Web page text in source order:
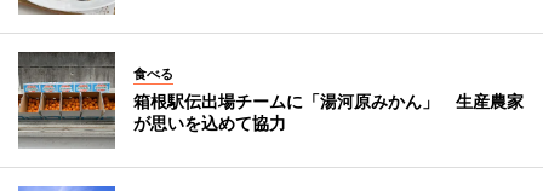
食べる
箱根駅伝出場チームに「湯河原みかん」 生産農家
が思いを込めて協力